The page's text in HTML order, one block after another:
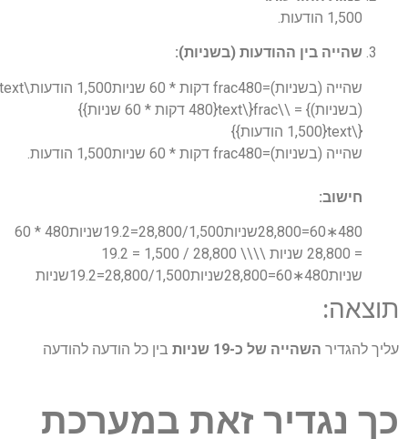
1,500 הודעות.
שהייה בין ההודעות (בשניות):
(בשניות)} = \\frac{\text{480 דקות * 60 שניות}}
{\text{1,500 הודעות}}
שהייה (בשניות)=
frac480 דקות * 60 שניות 1,500 הודעות.
חישוב:
480∗60=28,800שניות28,800/1,500=19.2שניות480 * 60
= 28,800 שניות \\\\ 28,800 / 1,500 = 19.2
שניות480
∗
60
=
28,800שניות 28,800/1 ,500
=19.2שניות
תוצאה:
עליך להגדיר השהייה של כ-19 שניות בין כל הודעה להודעה
כך נגדיר זאת במערכת